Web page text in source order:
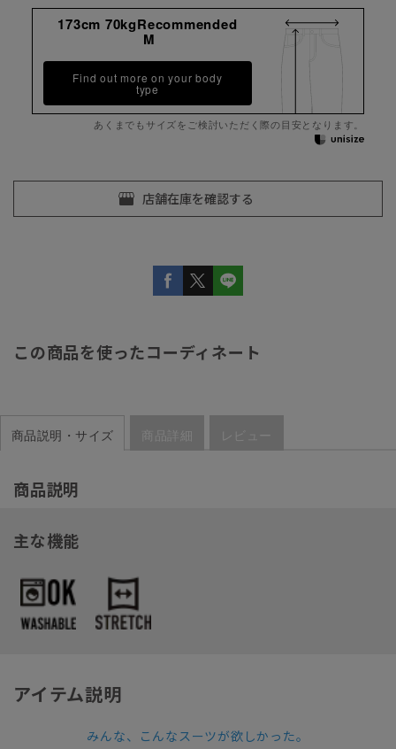
173cm 70kgRecommended
M
Find out more on your body
type
あくまでもサイズをご検討いただく際の目安となります。
この商品を使ったコーディネート
商品説明・サイズ 商品詳細 レビュー
商品説明
主な機能
アイテム説明
みんな、こんなスーツが欲しかった。